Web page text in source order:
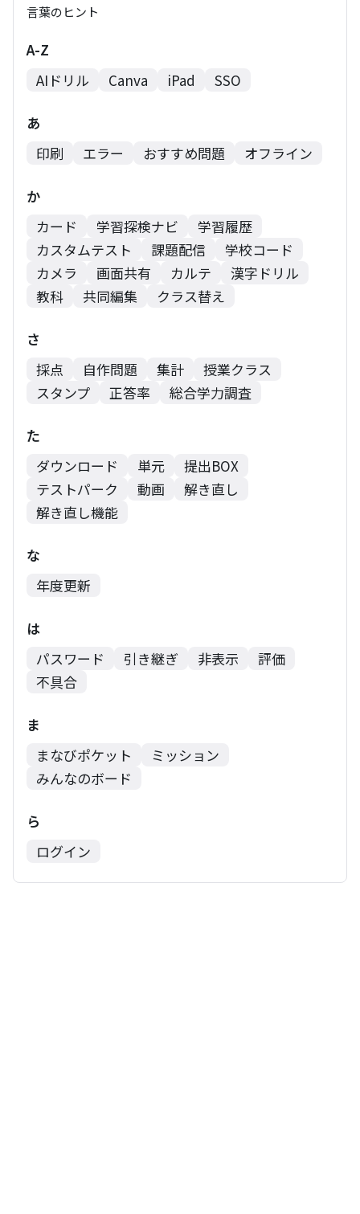
言葉のヒント
A-Z
AIドリル
Canva iPad SSO
あ
印刷
エラー おすすめ問題 オフライン
か
カード
学習探検ナビ
学習履歴
カスタムテスト
課題配信
学校コード
カメラ
画面共有 カルテ
漢字ドリル
教科
共同編集 クラス替え
さ
採点
自作問題 集計
授業クラス
スタンプ
正答率 総合学力調査
た
ダウンロード
単元
提出BOX
テストパーク
動画
解き直し
解き直し機能
な
年度更新
は
パスワード
引き継ぎ 非表示
評価
不具合
ま
まなびポケット
ミッション
みんなのボード
ら
ログイン